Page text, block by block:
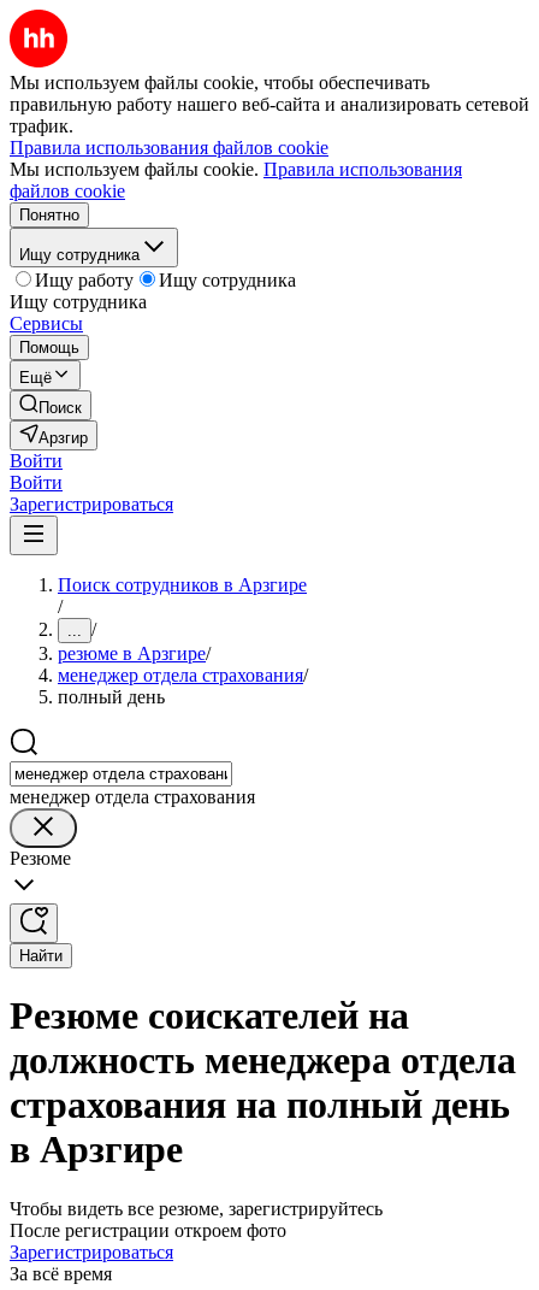
Мы используем файлы cookie, чтобы обеспечивать
правильную работу нашего веб-сайта и анализировать сетевой
трафик.
Правила использования файлов cookie
Мы используем файлы cookie. Правила использования
файлов cookie
Понятно
Ищу сотрудника
Ищу работу
Ищу сотрудника
Ищу сотрудника
Сервисы
Помощь
Ещё
Поиск
Арзгир
Войти
Войти
Зарегистрироваться
Поиск сотрудников в Арзгире
/
... /
резюме в Арзгире/
менеджер отдела страхования/
полный день
менеджер отдела страхования
Резюме
Найти
Резюме соискателей на
должность менеджера отдела
страхования на полный день
в Арзгире
Чтобы видеть все резюме, зарегистрируйтесь
После регистрации откроем фото
Зарегистрироваться
За всё время